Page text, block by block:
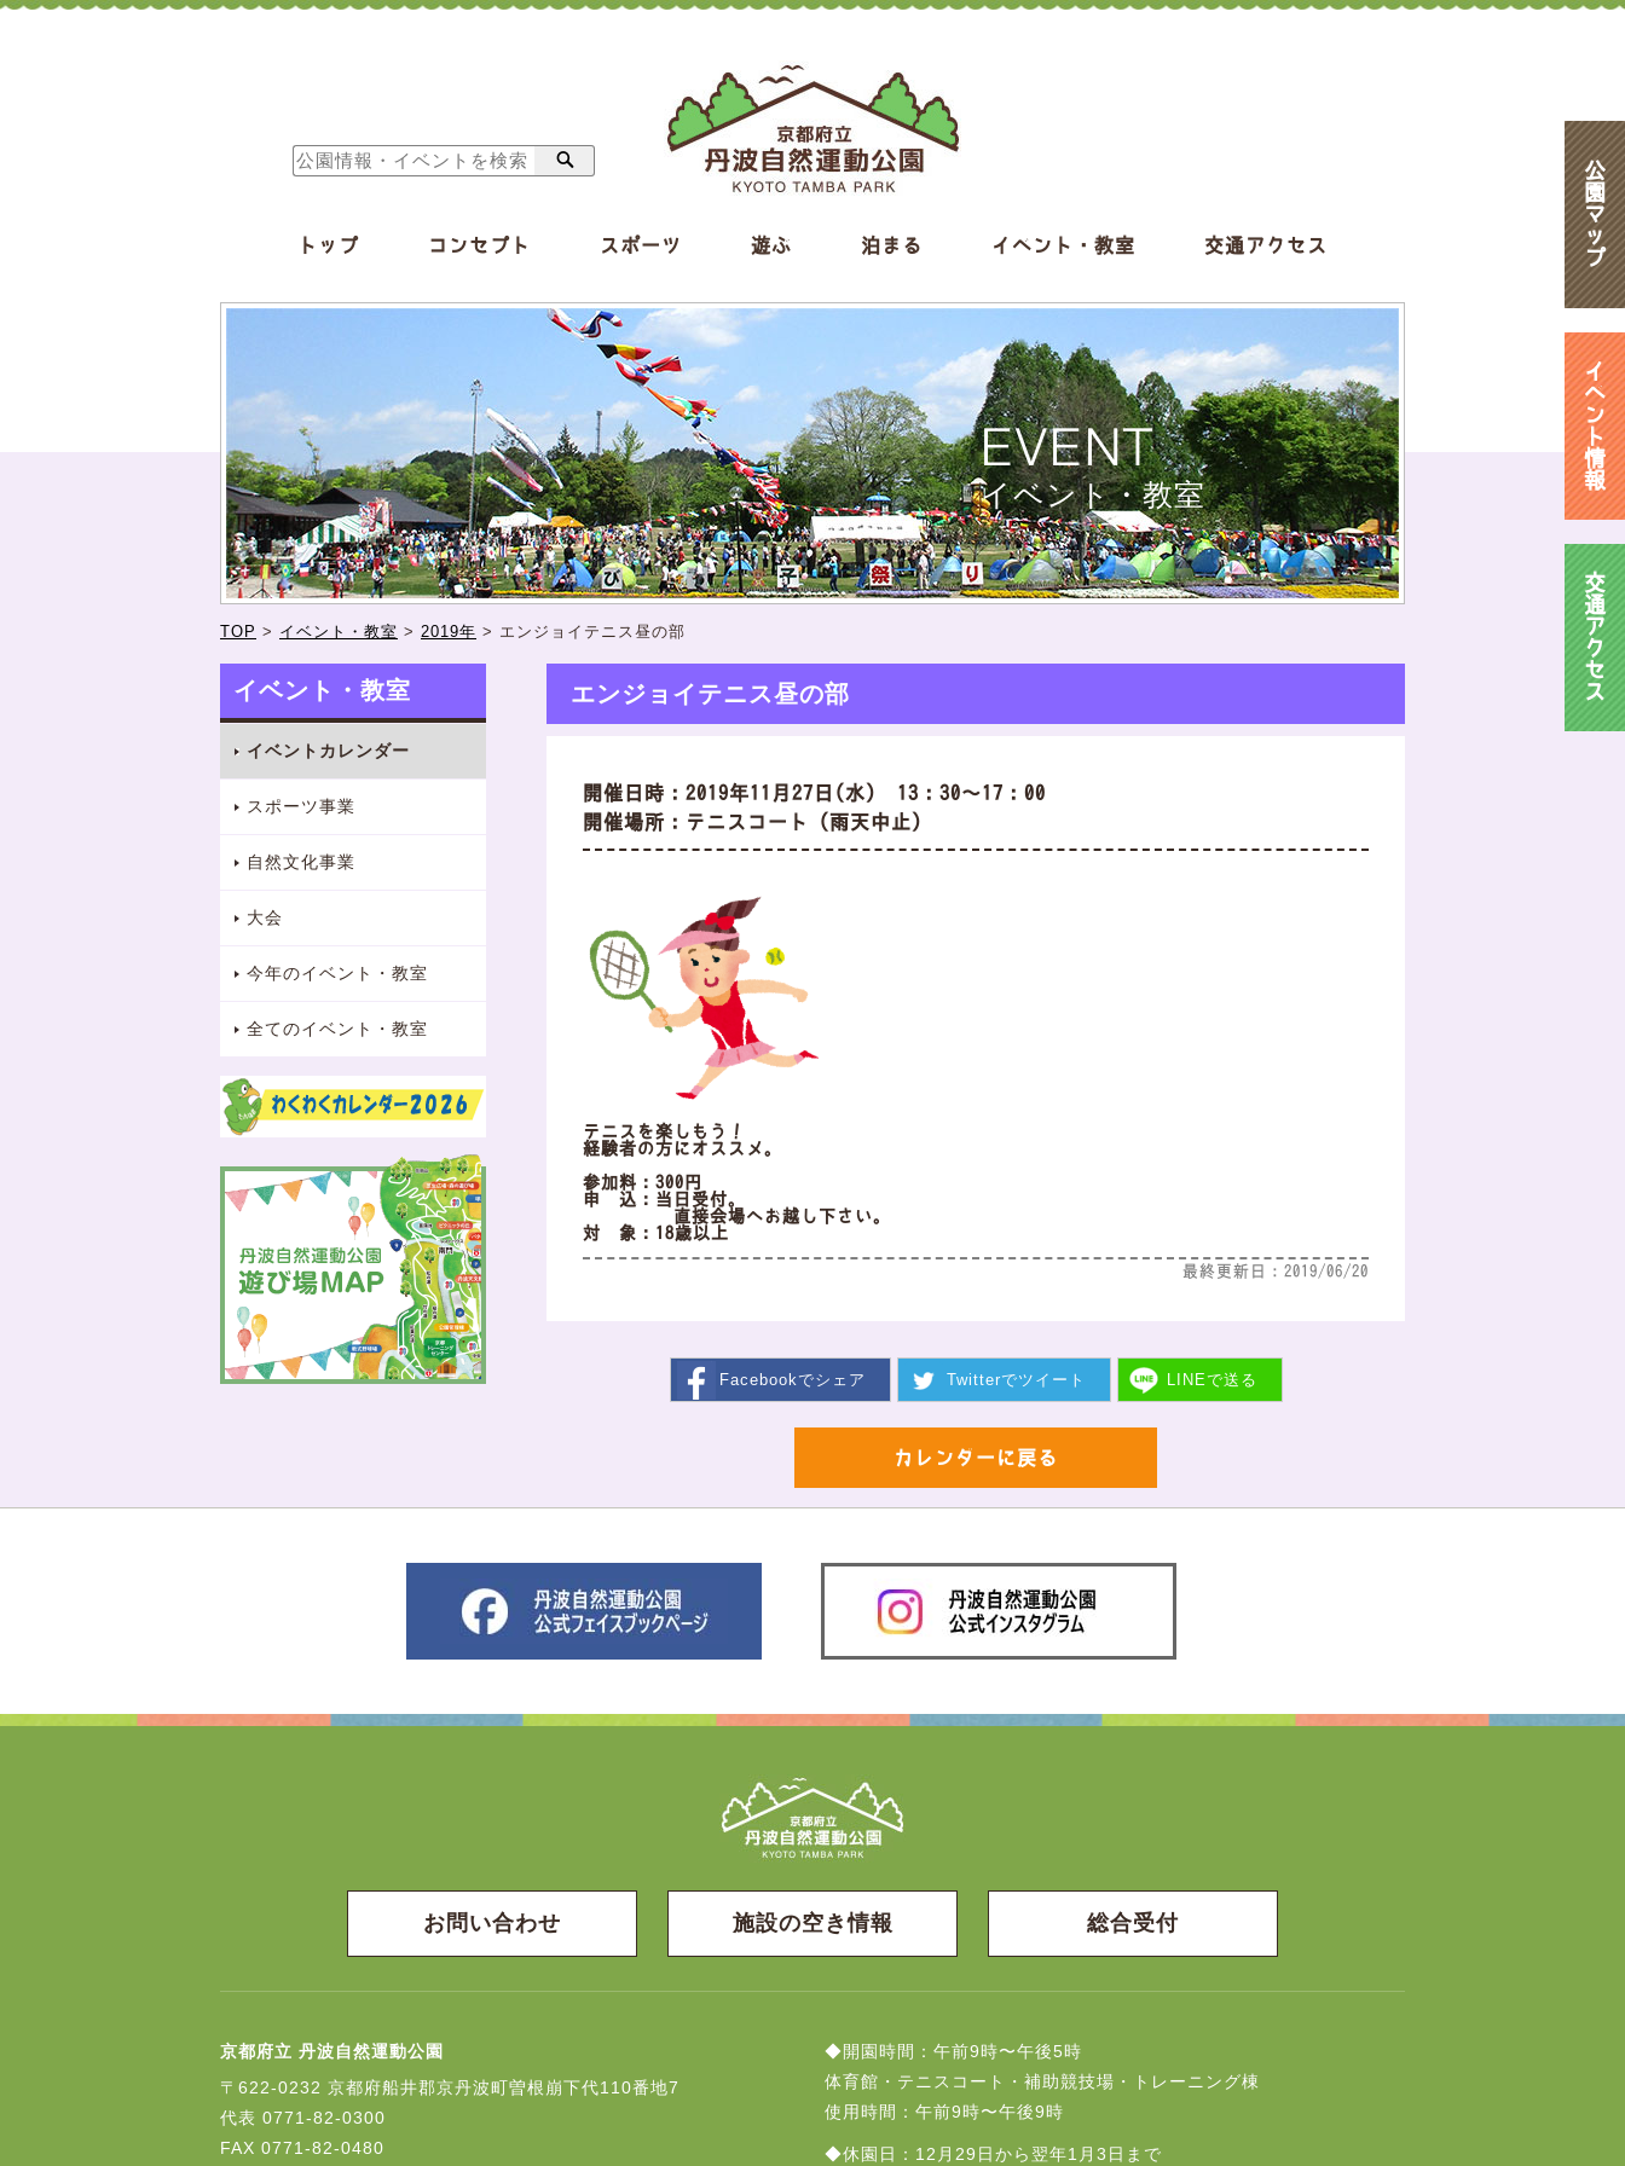
トップ コンセプト スポーツ 遊ぶ 泊まる イベント・教室 交通アクセス
公
園
マ
ッ
プ
イ
ベ
ン
ト
情
報
交
通
ア
ク
セ
ス
EVENT
イベント・教室
TOP > イベント・教室 > 2019年 > エンジョイテニス昼の部
イベント・教室
イベントカレンダー
スポーツ事業
自然文化事業
大会
今年のイベント・教室
全てのイベント・教室
エンジョイテニス昼の部
開催日時：2019年11月27日(水) 13：30～17：00
開催場所：テニスコート（雨天中止）
テニスを楽しもう！
経験者の方にオススメ。
参加料：300円
申 込：当日受付。
直接会場へお越し下さい。
対 象：18歳以上
最終更新日：2019/06/20
Facebookでシェア Twitterでツイート LINEで送る
カレンダーに戻る
お問い合わせ 施設の空き情報 総合受付
京都府立 丹波自然運動公園
〒622-0232 京都府船井郡京丹波町曽根崩下代110番地7
代表 0771-82-0300
FAX 0771-82-0480
◆開園時間：午前9時〜午後5時
体育館・テニスコート・補助競技場・トレーニング棟
使用時間：午前9時〜午後9時
◆休園日：12月29日から翌年1月3日まで